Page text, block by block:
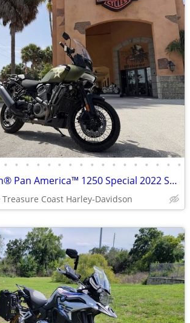
• • • • • • • • • • • • • • • • •
Harley-Davidson® Pan America™ 1250 Special 2022 SKU:MNB319149
Treasure Coast Harley-Davidson